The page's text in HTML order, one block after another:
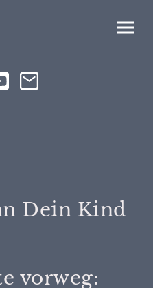
Dein Kind
vorweg: